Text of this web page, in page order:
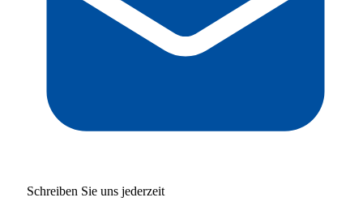
Schreiben Sie uns jederzeit